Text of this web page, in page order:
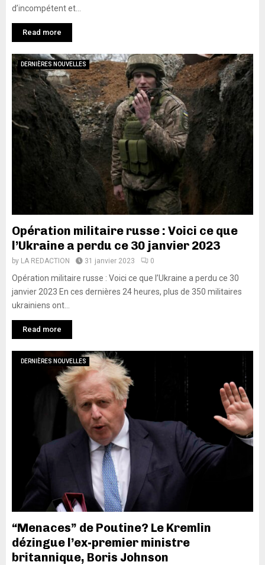
d’incompétent et...
Read more
DERNIÈRES NOUVELLES
Opération militaire russe : Voici ce que
l’Ukraine a perdu ce 30 janvier 2023
by LA REDACTION 31 janvier 2023 0
Opération militaire russe : Voici ce que l’Ukraine a perdu ce 30
janvier 2023 En ces dernières 24 heures, plus de 350 militaires
ukrainiens ont...
Read more
DERNIÈRES NOUVELLES
“Menaces” de Poutine? Le Kremlin
dézingue l’ex-premier ministre
britannique, Boris Johnson